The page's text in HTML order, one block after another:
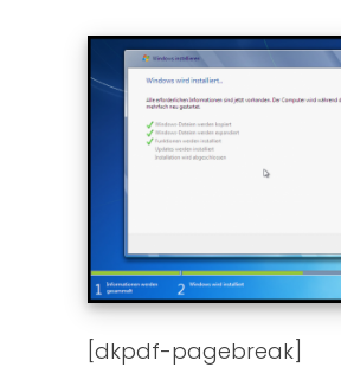
[dkpdf-pagebreak]